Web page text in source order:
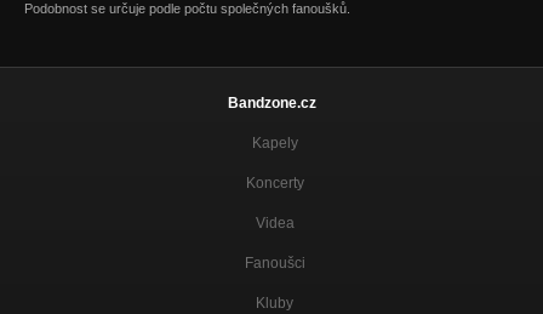
Podobnost se určuje podle počtu společných fanoušků.
Bandzone.cz
Kapely
Koncerty
Videa
Fanoušci
Kluby